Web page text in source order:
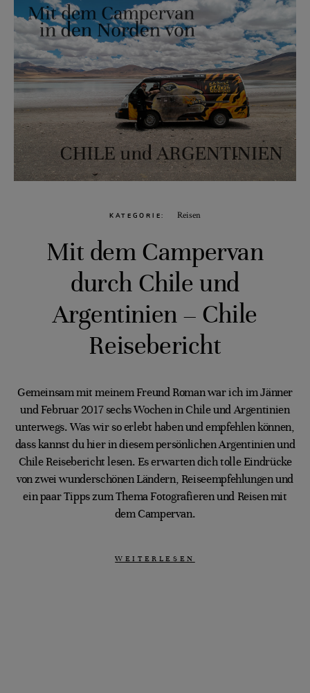
KATEGORIE Reisen
Mit dem Campervan
durch Chile und
Argentinien – Chile
Reisebericht
Gemeinsam mit meinem Freund Roman war ich im Jänner
und Februar 2017 sechs Wochen in Chile und Argentinien
unterwegs. Was wir so erlebt haben und empfehlen können,
dass kannst du hier in diesem persönlichen Argentinien und
Chile Reisebericht lesen. Es erwarten dich tolle Eindrücke
von zwei wunderschönen Ländern, Reiseempfehlungen und
ein paar Tipps zum Thema Fotografieren und Reisen mit
dem Campervan.
WEITERLESEN